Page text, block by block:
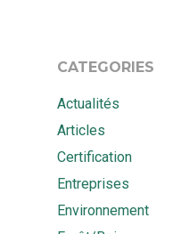
CATEGORIES
Actualités
Articles
Certification
Entreprises
Environnement